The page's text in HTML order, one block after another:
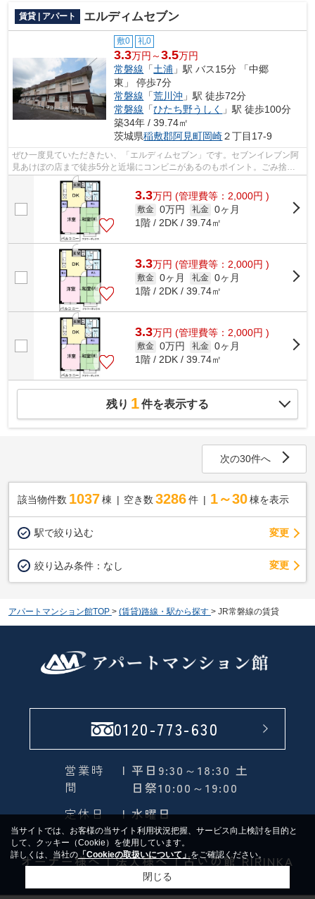
賃貸 | アパート エルディムセブン
敷0 礼0
3.3万円～3.5万円
常磐線 「土浦 」駅 バス15分 「中郷
東」 停歩7分
常磐線 「荒川沖 」駅 徒歩72分
常磐線 「ひたち野うしく
」駅 徒歩100分
築34年 / 39.74㎡
茨城県稲敷郡阿見町岡崎２丁目17-9
ぜひ一度見ていただきたい、「エルディムセブン」です。セブンイレブン阿
見あけぼの店まで徒歩5分と近場にコンビニがあるのもポイント。ごみ捨て
の煩わしさを軽減するのが、敷地内ごみ...
3.3万円 (管理費等：2,000円 )
敷金 0万円 礼金 0ヶ月
1階 / 2DK / 39.74㎡
3.3万円 (管理費等：2,000円 )
敷金 0ヶ月 礼金 0ヶ月
1階 / 2DK / 39.74㎡
3.3万円 (管理費等：2,000円 )
敷金 0万円 礼金 0ヶ月
1階 / 2DK / 39.74㎡
残り 1件を表示する
次の30件へ
該当物件数 1037棟 空き数 3286 件 1～30 棟を表示
駅で絞り込む 変更
絞り込み条件： なし 変更
アパートマンション館TOP > (賃貸)路線・駅から探す > JR常磐線の賃貸
0120-773-630
営業時
間
| 平日9:30～18:30 土
日祭10:00～19:00
定休日
| 水曜日
オーナー様へ 法人様へ 占いの館 RIRINKA
当サイトでは、お客様の当サイト利用状況把握、サービス向上検討を目的と
して、クッキー（Cookie）を使用しています。
詳しくは、当社の 「Cookieの取扱いについて」をご確認ください。
閉じる